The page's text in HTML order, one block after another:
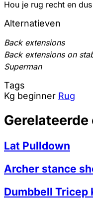
Hou je rug recht en
Alternatieven
Back extensions
Back extensions on
Superman
Tags
Kg beginner Rug
Lat Pulldown
Archer stance
Dumbbell Tricep